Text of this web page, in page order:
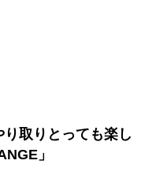
取りとっても楽し
」